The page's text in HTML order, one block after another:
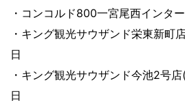
・コンコルド800一宮尾西インタ
・キング観光サウザンド栄東新町
日
・キング観光サウザンド今池2号
日